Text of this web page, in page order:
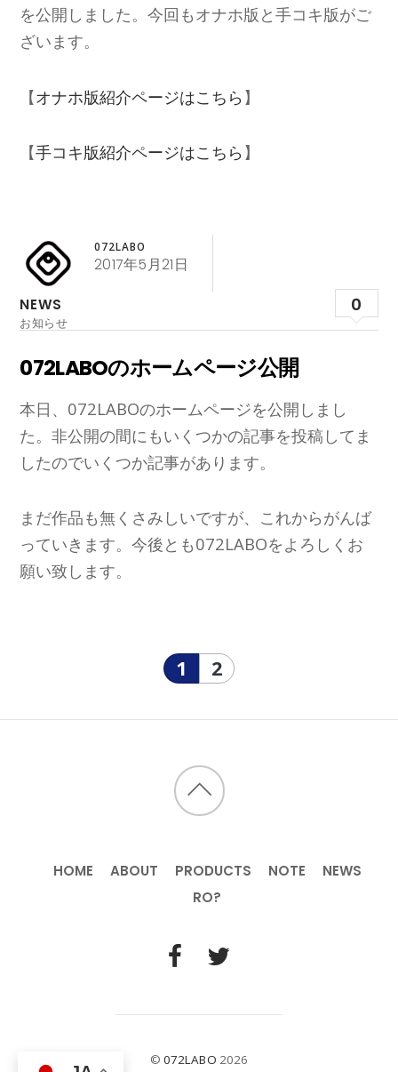
を公開しました。今回もオナホ版と手コキ版がご
ざいます。
【オナホ版紹介ページはこちら 】
【手コキ版紹介ページはこちら 】
072LABO
2017年5月21日
NEWS
お知らせ
0
072LABOのホームページ公開
本日、072LABOのホームページを公開しまし
た。非公開の間にもいくつかの記事を投稿してま
したのでいくつか記事があります。
まだ作品も無くさみしいですが、これからがんば
っていきます。今後とも072LABOをよろしくお
願い致します。
1 2
HOME ABOUT PRODUCTS NOTE
NEWS
RO?
© 072LABO 2026